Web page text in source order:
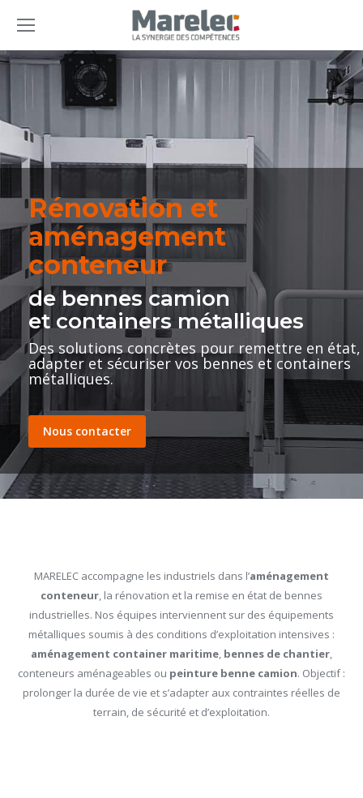
Rénovation et
aménagement
conteneur
de bennes camion
et containers métalliques
Des solutions concrètes pour remettre en état,
adapter et sécuriser vos bennes et containers
métalliques.
Nous contacter
MARELEC accompagne les industriels dans l’aménagement
conteneur , la rénovation et la remise en état de bennes
industrielles. Nos équipes interviennent sur des équipements
métalliques soumis à des conditions d’exploitation intensives :
aménagement container maritime bennes de chantier
conteneurs aménageables ou peinture benne camion. Objectif :
prolonger la durée de vie et s’adapter aux contraintes réelles de
terrain, de sécurité et d’exploitation.